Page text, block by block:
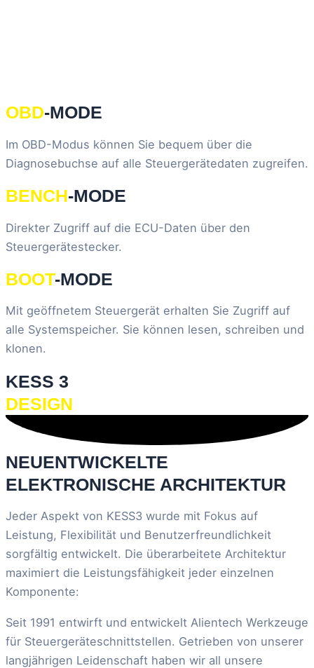
OBD-MODE
Im OBD-Modus können Sie bequem über die
Diagnosebuchse auf alle Steuergerätedaten zugreifen.
BENCH-MODE
Direkter Zugriff auf die ECU-Daten über den
Steuergerätestecker.
BOOT-MODE
Mit geöffnetem Steuergerät erhalten Sie Zugriff auf
alle Systemspeicher. Sie können lesen, schreiben und
klonen.
KESS 3
DESIGN
NEUENTWICKELTE
ELEKTRONISCHE ARCHITEKTUR
Jeder Aspekt von KESS3 wurde mit Fokus auf
Leistung, Flexibilität und Benutzerfreundlichkeit
sorgfältig entwickelt. Die überarbeitete Architektur
maximiert die Leistungsfähigkeit jeder einzelnen
Komponente:
Seit 1991 entwirft und entwickelt Alientech Werkzeuge
für Steuergeräteschnittstellen. Getrieben von unserer
langjährigen Leidenschaft haben wir all unsere